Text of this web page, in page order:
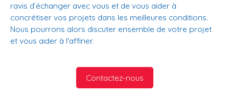
ravis d’échanger avec vous et de vous aider à
concrétiser vos projets dans les meilleures conditions.
Nous pourrons alors discuter ensemble de votre projet
et vous aider à l'affiner.
Contactez-nous